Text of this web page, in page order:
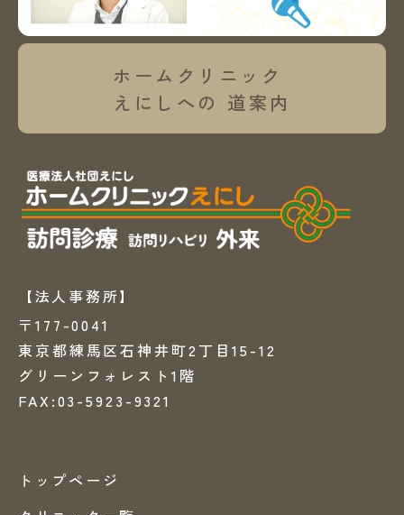
ホームクリニック
えにしへの 道案内
【法人事務所】
〒177-0041
東京都練馬区石神井町2丁目15-12
グリーンフォレスト1階
FAX:03-5923-9321
トップページ